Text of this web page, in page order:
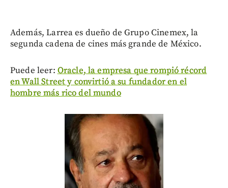
Además, Larrea es dueño de Grupo Cinemex, la
segunda cadena de cines más grande de México.
Puede leer: Oracle, la empresa que rompió récord
en Wall Street y convirtió a su fundador en el
hombre más rico del mundo